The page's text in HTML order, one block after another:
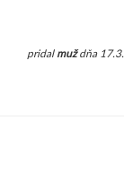
pridal muždňa